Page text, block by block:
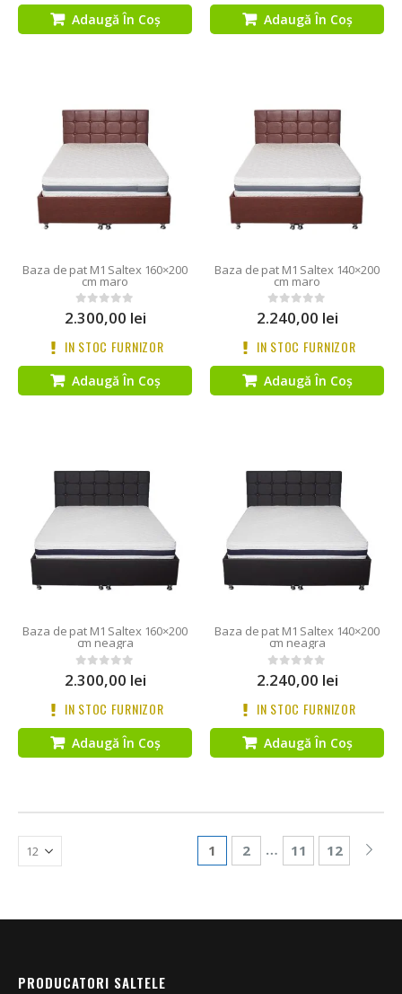
Adaugă În Coș Adaugă În Coș
Baza de pat M1 Saltex 160×200
cm maro
0out of 5
2.300,00 lei
IN STOC FURNIZOR
Adaugă În Coș
Baza de pat M1 Saltex 140×200
cm maro
0out of 5
2.240,00 lei
IN STOC FURNIZOR
Adaugă În Coș
Baza de pat M1 Saltex 160×200
cm neagra
0out of 5
2.300,00 lei
IN STOC FURNIZOR
Adaugă În Coș
Baza de pat M1 Saltex 140×200
cm neagra
0out of 5
2.240,00 lei
IN STOC FURNIZOR
Adaugă În Coș
1 2 … 11 12
PRODUCATORI SALTELE